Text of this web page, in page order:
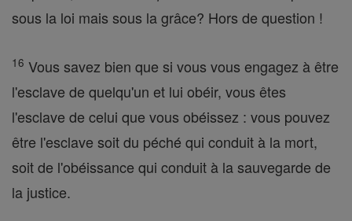
sous la loi mais sous la grâce? Hors de question !
16 Vous savez bien que si vous vous engagez à être
l'esclave de quelqu'un et lui obéir, vous êtes
l'esclave de celui que vous obéissez : vous pouvez
être l'esclave soit du péché qui conduit à la mort,
soit de l'obéissance qui conduit à la sauvegarde de
la justice.